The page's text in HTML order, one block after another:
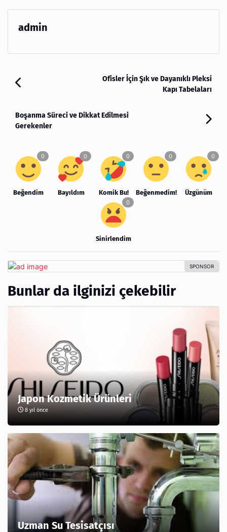
admin
Ofisler İçin Şık ve Dayanıklı Pleksi
Kapı Tabelaları
Boşanma Süreci ve Dikkat Edilmesi
Gerekenler
Beğendim Bayıldım Komik Bu! Beğenmedim! Üzgünüm
Sinirlendim
Bunlar da ilginizi çekebilir
Japon Kozmetik Ürünleri
8 yıl önce
Uzman Su Tesisatçısı